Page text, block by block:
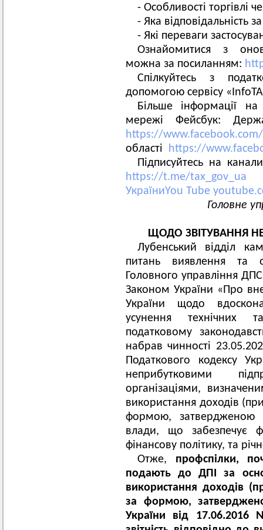
- Особливості торгівлі
- Яка відповідальність
- Які переваги
Ознайомитися з
можна за посиланням:
Спілкуйтесь з
допомогою сервісу
Більше інформації на
мережі Фейсбук:
https://
області https://
Підписуйтесь на
https://t.me/tax_gov_ua
УкраїниYou Tube
Головне
ЩОДО ЗВІТУВАННЯ
Лубенський відділ
питань виявлення та
Головного управління
Законом України «Про
України щодо
усунення технічних
податковому
набрав чинності
Податкового кодексу
неприбутковими
організаціями,
використання доходів
формою, затвердженою
влади, що забезпечує
фінансову політику, та
Отже, профспілки,
подають до ДПІ за
використання доходів
за формою,
України від